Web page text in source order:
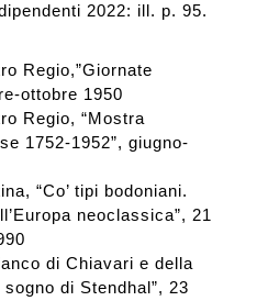
2022: ill. p. 95.
Regio,”Giornate
ottobre 1950
Regio, “Mostra
1752-1952”, giugno-
“Co’ tipi bodoniani.
neoclassica”, 21
di Chiavari e della
di Stendhal”, 23